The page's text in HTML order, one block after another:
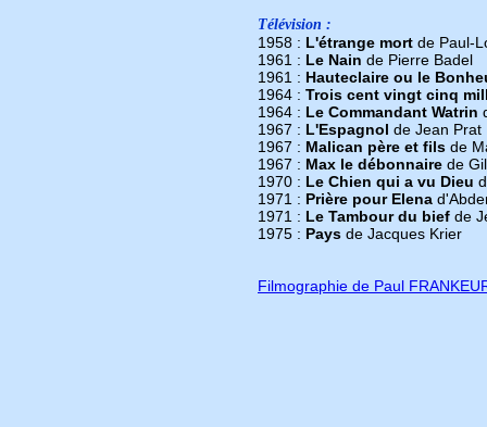
Télévision :
1958 : L'étrange mort de Paul-
1961 : Le Nain de Pierre Badel
1961 : Hauteclaire ou le
1964 : Trois cent vingt cinq
1964 : Le Commandant Watrin
1967 : L'Espagnol de Jean Prat
1967 : Malican père et fils de
1967 : Max le débonnaire de
1970 : Le Chien qui a vu Dieu
1971 : Prière pour Elena
1971 : Le Tambour du bief de
1975 : Pays de Jacques Krier
Filmographie de Paul